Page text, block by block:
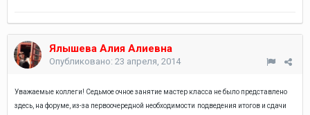
Ялышева Алия Алиевна
Опубликовано: 23 апреля, 2014
Уважаемые коллеги! Седьмое очное занятие мастер класса не было представлено
здесь, на форуме, из-за первоочередной необходимости подведения итогов и сдачи